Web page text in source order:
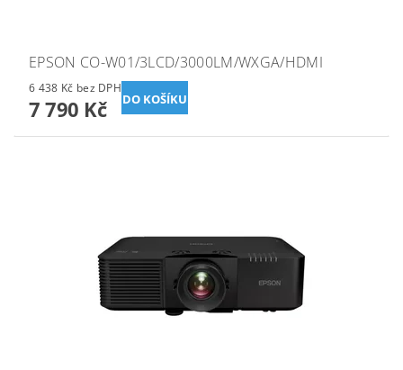
EPSON CO-W01/3LCD/3000LM/WXGA/HDMI
6 438 Kč bez DPH
7 790 Kč